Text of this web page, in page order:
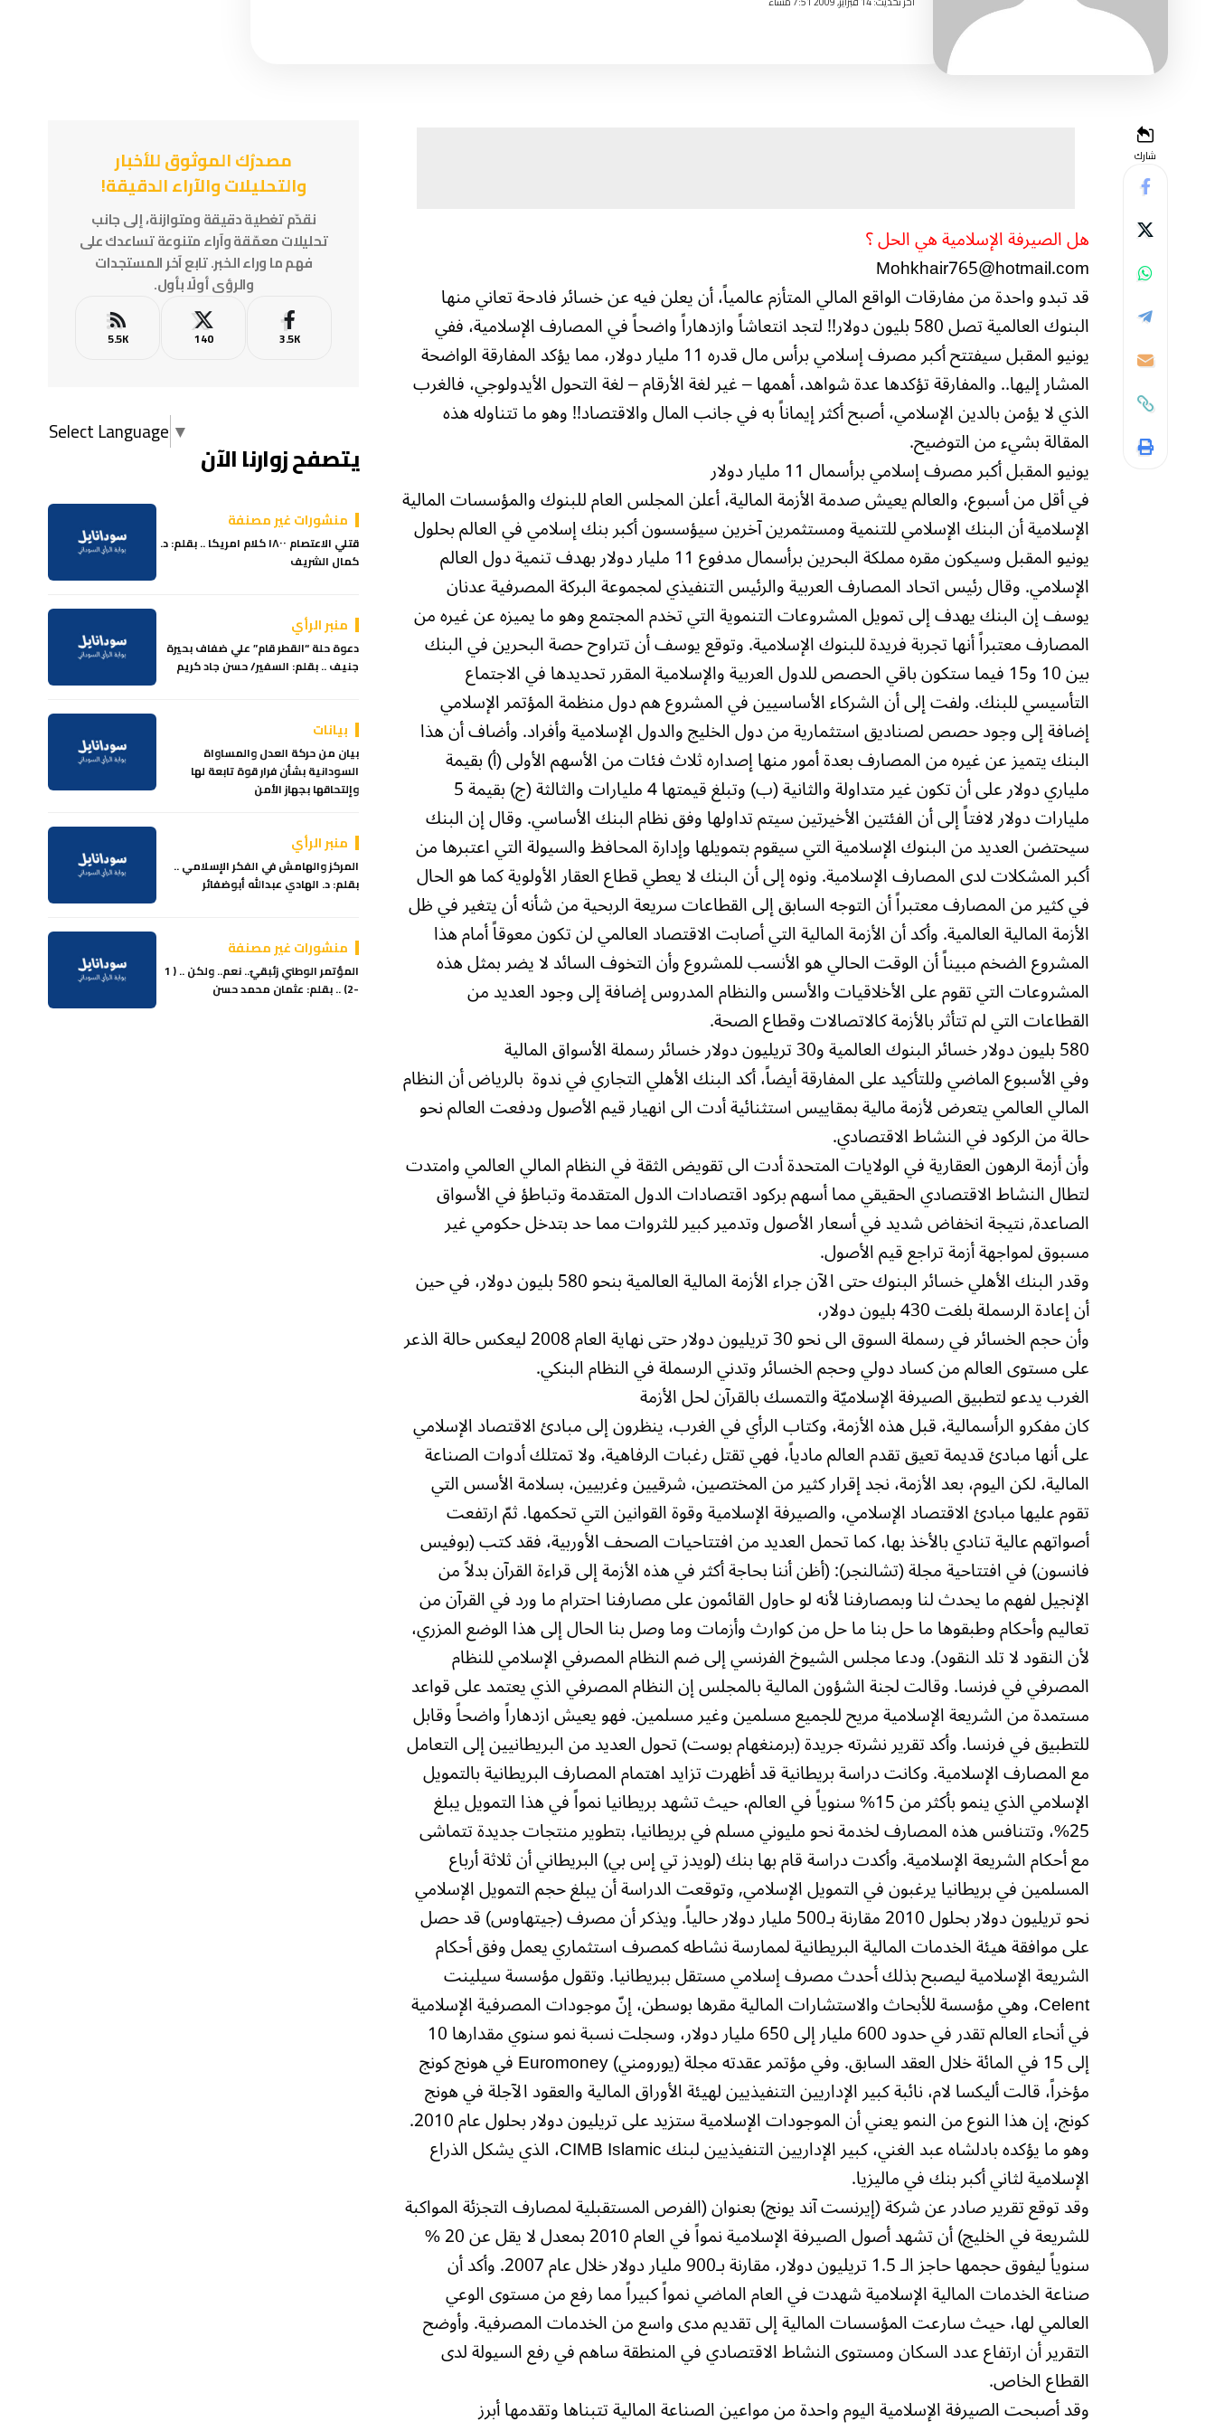
شارك
هل الصيرفة الإسلامية هي الحل ؟
Mohkhair765@hotmail.com
قد تبدو واحدة من مفارقات الواقع المالي المتأزم عالمياً، أن يعلن فيه عن خسائر فادحة تعاني منها
البنوك العالمية تصل 580 بليون دولار!! لتجد انتعاشاً وازدهاراً واضحاً في المصارف الإسلامية، ففي
يونيو المقبل سيفتتح أكبر مصرف إسلامي برأس مال قدره 11 مليار دولار، مما يؤكد المفارقة الواضحة
المشار إليها.. والمفارقة تؤكدها عدة شواهد، أهمها – غير لغة الأرقام – لغة التحول الأيدولوجي، فالغرب
الذي لا يؤمن بالدين الإسلامي، أصبح أكثر إيماناً به في جانب المال والاقتصاد!! وهو ما تتناوله هذه
المقالة بشيء من التوضيح.
يونيو المقبل أكبر مصرف إسلامي برأسمال 11 مليار دولار
في أقل من أسبوع، والعالم يعيش صدمة الأزمة المالية، أعلن المجلس العام للبنوك والمؤسسات المالية
الإسلامية أن البنك الإسلامي للتنمية ومستثمرين آخرين سيؤسسون أكبر بنك إسلامي في العالم بحلول
يونيو المقبل وسيكون مقره مملكة البحرين برأسمال مدفوع 11 مليار دولار بهدف تنمية دول العالم
الإسلامي. وقال رئيس اتحاد المصارف العربية والرئيس التنفيذي لمجموعة البركة المصرفية عدنان
يوسف إن البنك يهدف إلى تمويل المشروعات التنموية التي تخدم المجتمع وهو ما يميزه عن غيره من
المصارف معتبراً أنها تجربة فريدة للبنوك الإسلامية. وتوقع يوسف أن تتراوح حصة البحرين في البنك
بين 10 و15 فيما ستكون باقي الحصص للدول العربية والإسلامية المقرر تحديدها في الاجتماع
التأسيسي للبنك. ولفت إلى أن الشركاء الأساسيين في المشروع هم دول منظمة المؤتمر الإسلامي
إضافة إلى وجود حصص لصناديق استثمارية من دول الخليج والدول الإسلامية وأفراد. وأضاف أن هذا
البنك يتميز عن غيره من المصارف بعدة أمور منها إصداره ثلاث فئات من الأسهم الأولى (أ) بقيمة
ملياري دولار على أن تكون غير متداولة والثانية (ب) وتبلغ قيمتها 4 مليارات والثالثة (ج) بقيمة 5
مليارات دولار لافتاً إلى أن الفئتين الأخيرتين سيتم تداولها وفق نظام البنك الأساسي. وقال إن البنك
سيحتضن العديد من البنوك الإسلامية التي سيقوم بتمويلها وإدارة المحافظ والسيولة التي اعتبرها من
أكبر المشكلات لدى المصارف الإسلامية. ونوه إلى أن البنك لا يعطي قطاع العقار الأولوية كما هو الحال
في كثير من المصارف معتبراً أن التوجه السابق إلى القطاعات سريعة الربحية من شأنه أن يتغير في ظل
الأزمة المالية العالمية. وأكد أن الأزمة المالية التي أصابت الاقتصاد العالمي لن تكون معوقاً أمام هذا
المشروع الضخم مبيناً أن الوقت الحالي هو الأنسب للمشروع وأن التخوف السائد لا يضر بمثل هذه
المشروعات التي تقوم على الأخلاقيات والأسس والنظام المدروس إضافة إلى وجود العديد من
القطاعات التي لم تتأثر بالأزمة كالاتصالات وقطاع الصحة.
580 بليون دولار خسائر البنوك العالمية و30 تريليون دولار خسائر رسملة الأسواق المالية
وفي الأسبوع الماضي وللتأكيد على المفارقة أيضاً، أكد البنك الأهلي التجاري في ندوة بالرياض أن النظام
المالي العالمي يتعرض لأزمة مالية بمقاييس استثنائية أدت الى انهيار قيم الأصول ودفعت العالم نحو
حالة من الركود في النشاط الاقتصادي.
وأن أزمة الرهون العقارية في الولايات المتحدة أدت الى تقويض الثقة في النظام المالي العالمي وامتدت
لتطال النشاط الاقتصادي الحقيقي مما أسهم بركود اقتصادات الدول المتقدمة وتباطؤ في الأسواق
الصاعدة, نتيجة انخفاض شديد في أسعار الأصول وتدمير كبير للثروات مما حد بتدخل حكومي غير
مسبوق لمواجهة أزمة تراجع قيم الأصول.
وقدر البنك الأهلي خسائر البنوك حتى الآن جراء الأزمة المالية العالمية بنحو 580 بليون دولار، في حين
أن إعادة الرسملة بلغت 430 بليون دولار،
وأن حجم الخسائر في رسملة السوق الى نحو 30 تريليون دولار حتى نهاية العام 2008 ليعكس حالة الذعر
على مستوى العالم من كساد دولي وحجم الخسائر وتدني الرسملة في النظام البنكي.
الغرب يدعو لتطبيق الصيرفة الإسلاميّة والتمسك بالقرآن لحل الأزمة
كان مفكرو الرأسمالية، قبل هذه الأزمة، وكتاب الرأي في الغرب، ينظرون إلى مبادئ الاقتصاد الإسلامي
على أنها مبادئ قديمة تعيق تقدم العالم مادياً، فهي تقتل رغبات الرفاهية، ولا تمتلك أدوات الصناعة
المالية، لكن اليوم، بعد الأزمة، نجد إقرار كثير من المختصين، شرقيين وغربيين، بسلامة الأسس التي
تقوم عليها مبادئ الاقتصاد الإسلامي، والصيرفة الإسلامية وقوة القوانين التي تحكمها. ثمّ ارتفعت
أصواتهم عالية تنادي بالأخذ بها، كما تحمل العديد من افتتاحيات الصحف الأوربية، فقد كتب (بوفيس
فانسون) في افتتاحية مجلة (تشالنجر): (أظن أننا بحاجة أكثر في هذه الأزمة إلى قراءة القرآن بدلاً من
الإنجيل لفهم ما يحدث لنا وبمصارفنا لأنه لو حاول القائمون على مصارفنا احترام ما ورد في القرآن من
تعاليم وأحكام وطبقوها ما حل بنا ما حل من كوارث وأزمات وما وصل بنا الحال إلى هذا الوضع المزري،
لأن النقود لا تلد النقود). ودعا مجلس الشيوخ الفرنسي إلى ضم النظام المصرفي الإسلامي للنظام
المصرفي في فرنسا. وقالت لجنة الشؤون المالية بالمجلس إن النظام المصرفي الذي يعتمد على قواعد
مستمدة من الشريعة الإسلامية مريح للجميع مسلمين وغير مسلمين. فهو يعيش ازدهاراً واضحاً وقابل
للتطبيق في فرنسا. وأكد تقرير نشرته جريدة (برمنغهام بوست) تحول العديد من البريطانيين إلى التعامل
مع المصارف الإسلامية. وكانت دراسة بريطانية قد أظهرت تزايد اهتمام المصارف البريطانية بالتمويل
الإسلامي الذي ينمو بأكثر من 15% سنوياً في العالم، حيث تشهد بريطانيا نمواً في هذا التمويل يبلغ
25%، وتتنافس هذه المصارف لخدمة نحو مليوني مسلم في بريطانيا، بتطوير منتجات جديدة تتماشى
مع أحكام الشريعة الإسلامية. وأكدت دراسة قام بها بنك (لويدز تي إس بي) البريطاني أن ثلاثة أرباع
المسلمين في بريطانيا يرغبون في التمويل الإسلامي, وتوقعت الدراسة أن يبلغ حجم التمويل الإسلامي
نحو تريليون دولار بحلول 2010 مقارنة بـ500 مليار دولار حالياً. ويذكر أن مصرف (جيتهاوس) قد حصل
على موافقة هيئة الخدمات المالية البريطانية لممارسة نشاطه كمصرف استثماري يعمل وفق أحكام
الشريعة الإسلامية ليصبح بذلك أحدث مصرف إسلامي مستقل ببريطانيا. وتقول مؤسسة سيلينت
Celent، وهي مؤسسة للأبحاث والاستشارات المالية مقرها بوسطن، إنّ موجودات المصرفية الإسلامية
في أنحاء العالم تقدر في حدود 600 مليار إلى 650 مليار دولار، وسجلت نسبة نمو سنوي مقدارها 10
إلى 15 في المائة خلال العقد السابق. وفي مؤتمر عقدته مجلة (يورومني) Euromoney في هونج كونج
مؤخراً، قالت أليكسا لام، نائبة كبير الإداريين التنفيذيين لهيئة الأوراق المالية والعقود الآجلة في هونج
كونج، إن هذا النوع من النمو يعني أن الموجودات الإسلامية ستزيد على تريليون دولار بحلول عام 2010.
وهو ما يؤكده بادلشاه عبد الغني، كبير الإداريين التنفيذيين لبنك CIMB Islamic، الذي يشكل الذراع
الإسلامية لثاني أكبر بنك في ماليزيا.
وقد توقع تقرير صادر عن شركة (إيرنست آند يونج) بعنوان (الفرص المستقبلية لمصارف التجزئة المواكبة
للشريعة في الخليج) أن تشهد أصول الصيرفة الإسلامية نمواً في العام 2010 بمعدل لا يقل عن 20 %
سنوياً ليفوق حجمها حاجز الـ 1.5 تريليون دولار، مقارنة بـ900 مليار دولار خلال عام 2007. وأكد أن
صناعة الخدمات المالية الإسلامية شهدت في العام الماضي نمواً كبيراً مما رفع من مستوى الوعي
العالمي لها، حيث سارعت المؤسسات المالية إلى تقديم مدى واسع من الخدمات المصرفية. وأوضح
التقرير أن ارتفاع عدد السكان ومستوى النشاط الاقتصادي في المنطقة ساهم في رفع السيولة لدى
القطاع الخاص.
وقد أصبحت الصيرفة الإسلامية اليوم واحدة من مواعين الصناعة المالية تتبناها وتقدمها أبرز
مصدرُك الموثوق للأخبار
والتحليلات والآراء الدقيقة!
نقدّم تغطية دقيقة ومتوازنة، إلى جانب
تحليلات معمّقة وآراء متنوعة تساعدك على
فهم ما وراء الخبر. تابع آخر المستجدات
والرؤى أولًا بأول.
3.5K
140
5.5K
Select Language ▼
يتصفح زوارنا الآن
منشورات غير مصنفة
قتلي الاعتصام ١٨٠٠ كلام امريكا .. بقلم: د.
كمال الشريف
منبر الرأي
دعوة حلة “القطر قام” علي ضفاف بحيرة
جنيف .. بقلم: السفير/ حسن جاد كريم
بيانات
بيان من حركة العدل والمساواة
السودانية بشأن فرار قوة تابعة لها
وإلتحاقها بجهاز الأمن
منبر الرأي
المركز والهامش في الفكر الإسلامي ..
بقلم: د. الهادي عبدالله أبوضفائر
منشورات غير مصنفة
المؤتمر الوطني زئبقيٌ.. نعم.. ولكن .. ( 1
-2) .. بقلم: عثمان محمد حسن